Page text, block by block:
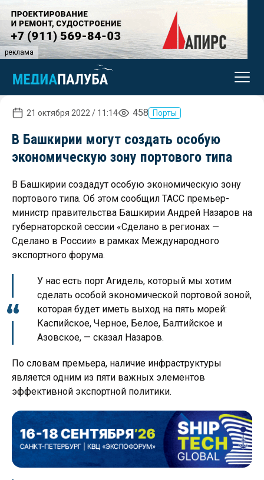
реклама
21 октября 2022 / 11:14 458 Порты
В Башкирии могут создать особую
экономическую зону портового типа
В Башкирии создадут особую экономическую зону
портового типа. Об этом сообщил ТАСС премьер-
министр правительства Башкирии Андрей Назаров на
губернаторской сессии «Сделано в регионах —
Сделано в России» в рамках Международного
экспортного форума.
У нас есть порт Агидель, который мы хотим
сделать особой экономической портовой зоной,
которая будет иметь выход на пять морей:
Каспийское, Черное, Белое, Балтийское и
Азовское, — сказал Назаров.
По словам премьера, наличие инфраструктуры
является одним из пяти важных элементов
эффективной экспортной политики.